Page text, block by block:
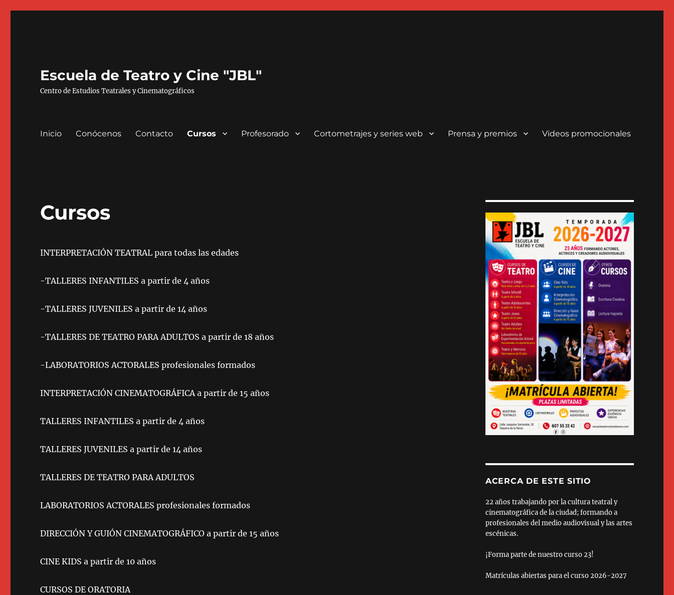
Escuela de Teatro y Cine "JBL"
Centro de Estudios Teatrales y Cinematográficos
Inicio Conócenos Contacto Cursos Profesorado Cortometrajes y series web Prensa y premios Videos promocionales
Cursos
INTERPRETACIÓN TEATRAL para todas las edades
-TALLERES INFANTILES a partir de 4 años
-TALLERES JUVENILES a partir de 14 años
-TALLERES DE TEATRO PARA ADULTOS a partir de 18 años
-LABORATORIOS ACTORALES profesionales formados
INTERPRETACIÓN CINEMATOGRÁFICA a partir de 15 años
TALLERES INFANTILES a partir de 4 años
TALLERES JUVENILES a partir de 14 años
TALLERES DE TEATRO PARA ADULTOS
LABORATORIOS ACTORALES profesionales formados
DIRECCIÓN Y GUIÓN CINEMATOGRÁFICO a partir de 15 años
CINE KIDS a partir de 10 años
CURSOS DE ORATORIA
ACERCA DE ESTE SITIO
22 años trabajando por la cultura teatral y
cinematográfica de la ciudad; formando a
profesionales del medio audiovisual y las artes
escénicas.
¡Forma parte de nuestro curso 23!
Matrículas abiertas para el curso 2026-2027